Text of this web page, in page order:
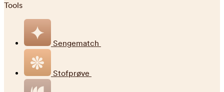
Tools
Sengematch
Stofprøve